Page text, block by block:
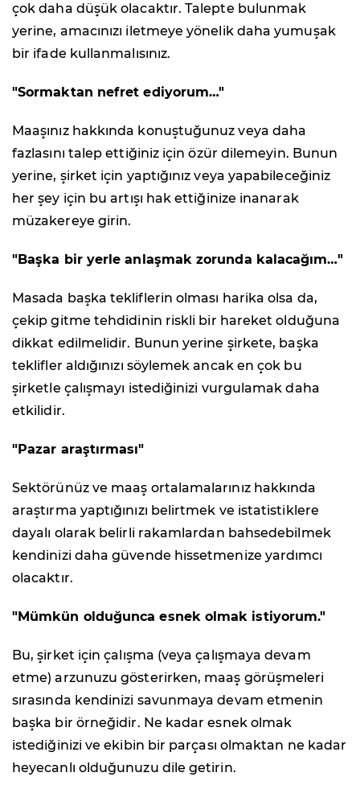
çok daha düşük olacaktır. Talepte bulunmak
yerine, amacınızı iletmeye yönelik daha yumuşak
bir ifade kullanmalısınız.
"Sormaktan nefret ediyorum…"
Maaşınız hakkında konuştuğunuz veya daha
fazlasını talep ettiğiniz için özür dilemeyin. Bunun
yerine, şirket için yaptığınız veya yapabileceğiniz
her şey için bu artışı hak ettiğinize inanarak
müzakereye girin.
"Başka bir yerle anlaşmak zorunda kalacağım…"
Masada başka tekliflerin olması harika olsa da,
çekip gitme tehdidinin riskli bir hareket olduğuna
dikkat edilmelidir. Bunun yerine şirkete, başka
teklifler aldığınızı söylemek ancak en çok bu
şirketle çalışmayı istediğinizi vurgulamak daha
etkilidir.
"Pazar araştırması"
Sektörünüz ve maaş ortalamalarınız hakkında
araştırma yaptığınızı belirtmek ve istatistiklere
dayalı olarak belirli rakamlardan bahsedebilmek
kendinizi daha güvende hissetmenize yardımcı
olacaktır.
"Mümkün olduğunca esnek olmak istiyorum."
Bu, şirket için çalışma (veya çalışmaya devam
etme) arzunuzu gösterirken, maaş görüşmeleri
sırasında kendinizi savunmaya devam etmenin
başka bir örneğidir. Ne kadar esnek olmak
istediğinizi ve ekibin bir parçası olmaktan ne kadar
heyecanlı olduğunuzu dile getirin.